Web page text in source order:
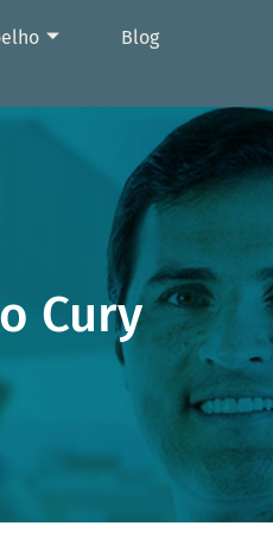
Blog
Cury